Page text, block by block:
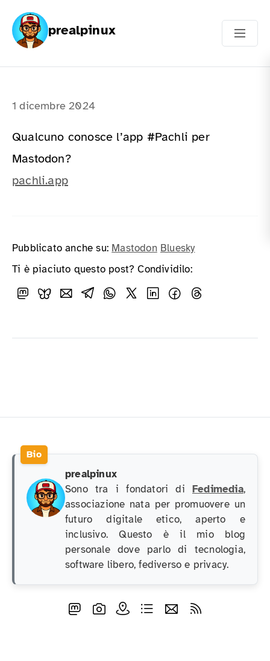
prealpinux
1 dicembre 2024
Qualcuno conosce l’app #Pachli per
Mastodon?
pachli.app
Pubblicato anche su: Mastodon Bluesky
Ti è piaciuto questo post? Condividilo:
prealpinux
Sono tra i fondatori di Fedimedia,
associazione nata per promuovere un
futuro digitale etico, aperto e
inclusivo. Questo è il mio blog
personale dove parlo di tecnologia,
software libero, fediverso e privacy.